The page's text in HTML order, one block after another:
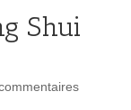
Shui